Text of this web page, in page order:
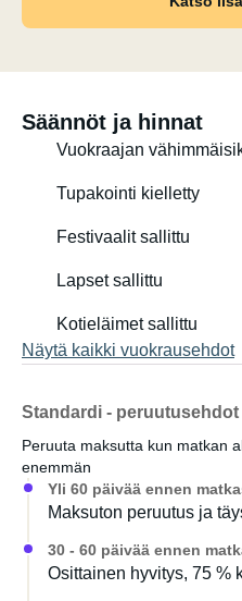
automatkalle tai lyhyelle
Säännöt ja hinnat
Vuokraajan
Tupakointi kielletty
Festivaalit sallittu
Lapset sallittu
Kotieläimet sallittu
Näytä kaikki vuokrausehdot
Standardi - peruutusehdot
Peruuta maksutta kun matkan
enemmän
Yli 60 päivää ennen
Maksuton peruutus ja
30 - 60 päivää ennen
Osittainen hyvitys, 75 %